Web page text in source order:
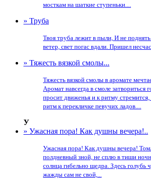
мосткам на шаткие ступеньки....
» Труба
Твоя труба лежит в пыли, И не
ветер, свет погас вдали. Пришел
» Тяжесть вязкой смолы...
Тяжесть вязкой смолы в аромате
Аромат навсегда в смоле затвориться
просит движенья и к ритму
ритм к перекличке певучих ладов....
У
» Ужасная пора! Как душны вечера!..
Ужасная пора! Как душны вечера!
полдневный зной, не сплю в тиши
солнца гибельно щедра. Здесь голубь
жажды сам не свой,...